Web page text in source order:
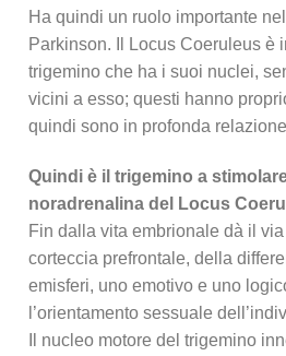
Ha quindi un ruolo importante
Parkinson. Il Locus Coeruleus è
trigemino che ha i suoi nuclei,
vicini a esso; questi hanno
quindi sono in profonda
Quindi è il trigemino a
noradrenalina del Locus
Fin dalla vita embrionale dà il
corteccia prefrontale, della
emisferi, uno emotivo e uno
l’orientamento sessuale
Il nucleo motore del trigemino